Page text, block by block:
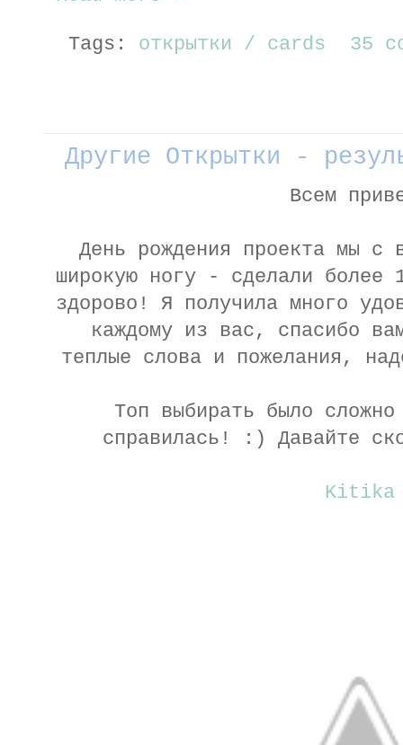
Tags: открытки / cards 35
Другие Открытки -
Всем
День рождения проекта мы с
широкую ногу - сделали более
здорово! Я получила много
каждому из вас, спасибо
теплые слова и пожелания,
Топ выбирать было
справилась! :) Давайте
Kitika